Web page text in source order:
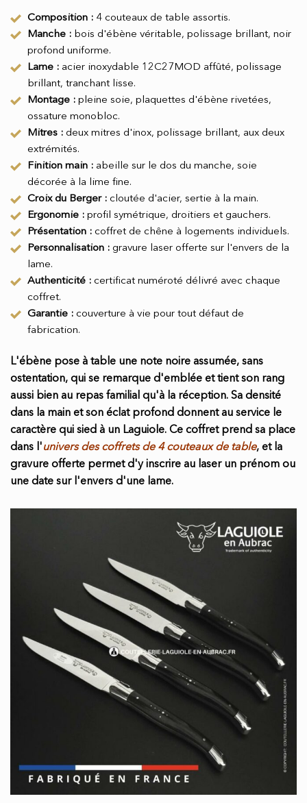
Composition : 4 couteaux de table assortis.
Manche : bois d'ébène véritable, polissage brillant, noir
profond uniforme.
Lame : acier inoxydable 12C27MOD affûté, polissage
brillant, tranchant lisse.
Montage : pleine soie, plaquettes d'ébène rivetées,
ossature monobloc.
Mitres : deux mitres d'inox, polissage brillant, aux deux
extrémités.
Finition main : abeille sur le dos du manche, soie
décorée à la lime fine.
Croix du Berger : cloutée d'acier, sertie à la main.
Ergonomie : profil symétrique, droitiers et gauchers.
Présentation : coffret de chêne à logements individuels.
Personnalisation : gravure laser offerte sur l'envers de la
lame.
Authenticité : certificat numéroté délivré avec chaque
coffret.
Garantie : couverture à vie pour tout défaut de
fabrication.
L'ébène pose à table une note noire assumée, sans
ostentation, qui se remarque d'emblée et tient son rang
aussi bien au repas familial qu'à la réception. Sa densité
dans la main et son éclat profond donnent au service le
caractère qui sied à un Laguiole. Ce coffret prend sa place
dans l'univers des coffrets de 4 couteaux de table, et la
gravure offerte permet d'y inscrire au laser un prénom ou
une date sur l'envers d'une lame.